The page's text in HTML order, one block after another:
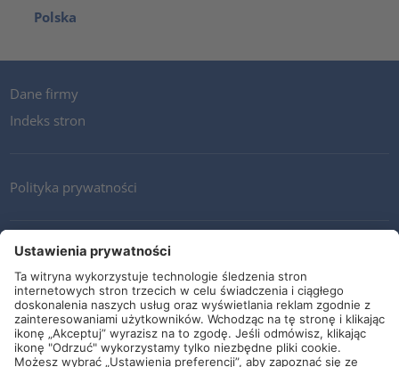
Polska
Dane firmy
Indeks stron
Polityka prywatności
Kontakt
Newsletter